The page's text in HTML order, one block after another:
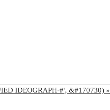
IDEOGRAPH-#', &#170730) »